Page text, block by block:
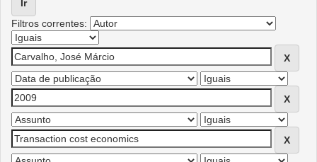
Filtros correntes: